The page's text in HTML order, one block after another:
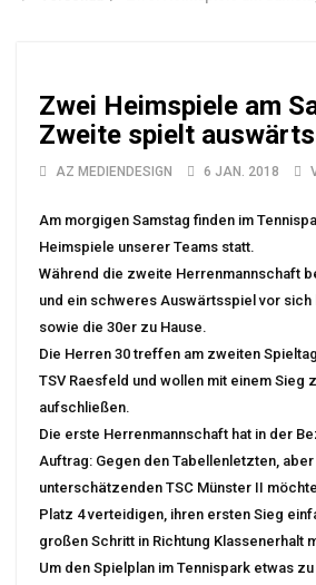
Zwei Heimspiele am
Zweite spielt auswärts
AZ MEDIENDESIGN 6 JAN. 2018
Am morgigen Samstag finden im
Heimspiele unserer Teams statt.
Während die zweite Herrenmannschaft
und ein schweres Auswärtsspiel vor sich
sowie die 30er zu Hause.
Die Herren 30 treffen am zweiten
TSV Raesfeld und wollen mit einem Sieg
aufschließen.
Die erste Herrenmannschaft hat in der
Auftrag: Gegen den Tabellenletzten,
unterschätzenden TSC Münster II
Platz 4 verteidigen, ihren ersten Sieg
großen Schritt in Richtung Klassenerhalt
Um den Spielplan im Tennispark etwas